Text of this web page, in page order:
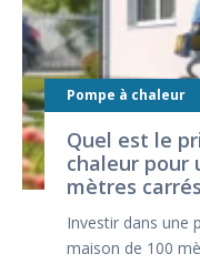
Pompe à chaleur
Quel est le
chaleur pour
mètres
Investir dans une
maison de 100